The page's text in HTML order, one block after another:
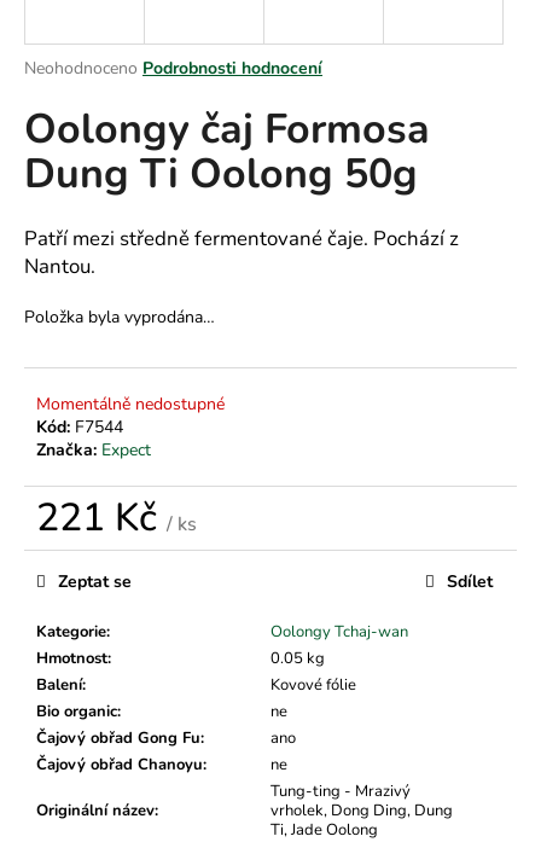
Průměrné
produktu
je
0,0
z
hvězdiček.
Neohodnoceno Podrobnosti hodnocení
Oolongy čaj Formosa
Dung Ti Oolong 50g
Patří mezi středně fermentované čaje. Pochází z
Nantou.
Položka byla vyprodána…
Momentálně nedostupné
Kód: F7544
Značka: Expect
221 Kč / ks
Měrná
cena:
Kategorie:
Oolongy Tchaj-wan
Hmotnost:
0.05 kg
Balení:
Kovové fólie
Bio organic:
ne
Čajový obřad Gong Fu:
ano
Čajový obřad Chanoyu: ne
Originální název:
Tung-ting - Mrazivý
vrholek, Dong Ding, Dung
Ti, Jade Oolong
Zeptat se Sdílet
j
t
?
o
p
o
r
č
u
m